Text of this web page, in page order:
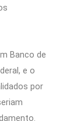
Banco de
e o
por